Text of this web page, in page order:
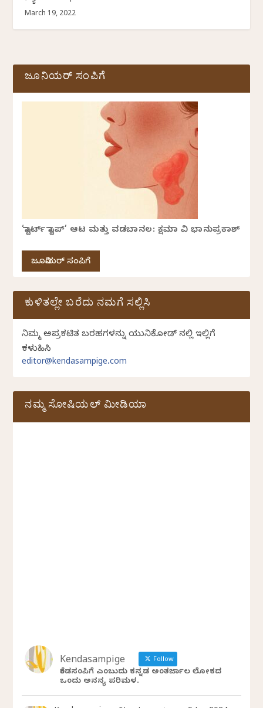
March 19, 2022
ಜೂನಿಯರ್ ಸಂಪಿಗೆ
‘ಸ್ಟಾರ್ಟ್ ಸ್ಟಾಪ್’ ಆಟ ಮತ್ತು ವಡಬಾನಲ: ಕ್ಷಮಾ ವಿ ಭಾನುಪ್ರಕಾಶ್
ಜೂನಿಯರ್ ಸಂಪಿಗೆ
ಕುಳಿತಲ್ಲೇ ಬರೆದು ನಮಗೆ ಸಲ್ಲಿಸಿ
ನಿಮ್ಮ ಅಪ್ರಕಟಿತ ಬರಹಗಳನ್ನು ಯುನಿಕೋಡ್ ನಲ್ಲಿ ಇಲ್ಲಿಗೆ
ಕಳುಹಿಸಿ
editor@kendasampige.com
ನಮ್ಮ ಸೋಷಿಯಲ್‌ ಮೀಡಿಯಾ
Kendasampige Follow
ಕೆಂಡಸಂಪಿಗೆ ಎಂಬುದು ಕನ್ನಡ ಅಂತರ್ಜಾಲ ಲೋಕದ
ಒಂದು ಅನನ್ಯ ಪರಿಮಳ.